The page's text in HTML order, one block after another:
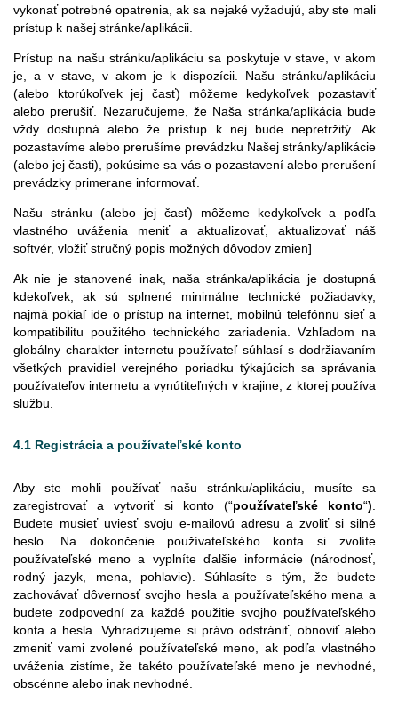
vykonať potrebné opatrenia, ak sa nejaké vyžadujú, aby ste mali
prístup k našej stránke/aplikácii.
Prístup na našu stránku/aplikáciu sa poskytuje v stave, v akom
je, a v stave, v akom je k dispozícii. Našu stránku/aplikáciu
(alebo ktorúkoľvek jej časť) môžeme kedykoľvek pozastaviť
alebo prerušiť. Nezaručujeme, že Naša stránka/aplikácia bude
vždy dostupná alebo že prístup k nej bude nepretržitý. Ak
pozastavíme alebo prerušíme prevádzku Našej stránky/aplikácie
(alebo jej časti), pokúsime sa vás o pozastavení alebo prerušení
prevádzky primerane informovať.
Našu stránku (alebo jej časť) môžeme kedykoľvek a podľa
vlastného uváženia meniť a aktualizovať, aktualizovať náš
softvér, vložiť stručný popis možných dôvodov zmien]
Ak nie je stanovené inak, naša stránka/aplikácia je dostupná
kdekoľvek, ak sú splnené minimálne technické požiadavky,
najmä pokiaľ ide o prístup na internet, mobilnú telefónnu sieť a
kompatibilitu použitého technického zariadenia. Vzhľadom na
globálny charakter internetu používateľ súhlasí s dodržiavaním
všetkých pravidiel verejného poriadku týkajúcich sa správania
používateľov internetu a vynútiteľných v krajine, z ktorej používa
službu.
4.1 Registrácia a používateľské konto
Aby ste mohli používať našu stránku/aplikáciu, musíte sa
zaregistrovať a vytvoriť si konto (“používateľské konto“)
Budete musieť uviesť svoju e-mailovú adresu a zvoliť si silné
heslo. Na dokončenie používateľského konta si zvolíte
používateľské meno a vyplníte ďalšie informácie (národnosť,
rodný jazyk, mena, pohlavie). Súhlasíte s tým, že budete
zachovávať dôvernosť svojho hesla a používateľského mena a
budete zodpovední za každé použitie svojho používateľského
konta a hesla. Vyhradzujeme si právo odstrániť, obnoviť alebo
zmeniť vami zvolené používateľské meno, ak podľa vlastného
uváženia zistíme, že takéto používateľské meno je nevhodné,
obscénne alebo inak nevhodné.